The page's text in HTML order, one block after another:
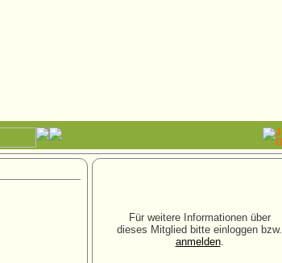
Für weitere Informationen über
dieses Mitglied bitte einloggen bzw.
anmelden.